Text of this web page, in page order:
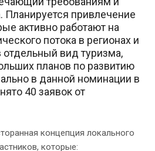
Планируется привлечение
активно работают на
потока в регионах и
вид туризма,
планов по развитию
в данной номинации в
40 заявок от
концепция локального
которые: